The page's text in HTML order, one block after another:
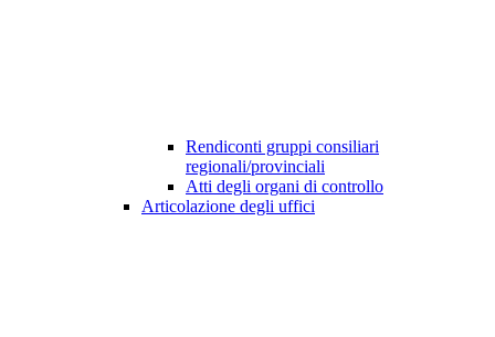
Rendiconti gruppi consiliari
regionali/provinciali
Atti degli organi di controllo
Articolazione degli uffici